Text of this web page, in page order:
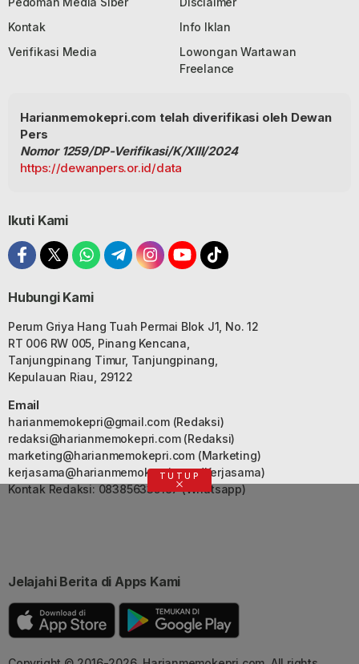
Kontak
Info Iklan
Verifikasi Media
Lowongan Wartawan
Freelance
Harianmemokepri.com telah diverifikasi oleh Dewan
Pers
Nomor 1259/DP-Verifikasi/K/XIII/2024
https://dewanpers.or.id/data
Ikuti Kami
Hubungi Kami
Perum Griya Hang Tuah Permai Blok J1, No. 12
RT 006 RW 005, Pinang Kencana,
Tanjungpinang Timur, Tanjungpinang,
Kepulauan Riau, 29122
Email
harianmemokepri@gmail.com(Redaksi)
redaksi@harianmemokepri.com(Redaksi)
marketing@harianmemokepri.com(Marketing)
kerjasama@harianmemokepri.com(Kerjasama)
Kontak Redaksi: 083856335187 (Whatsapp)
Jelajahi Berita di Apps Kami
TUTUP